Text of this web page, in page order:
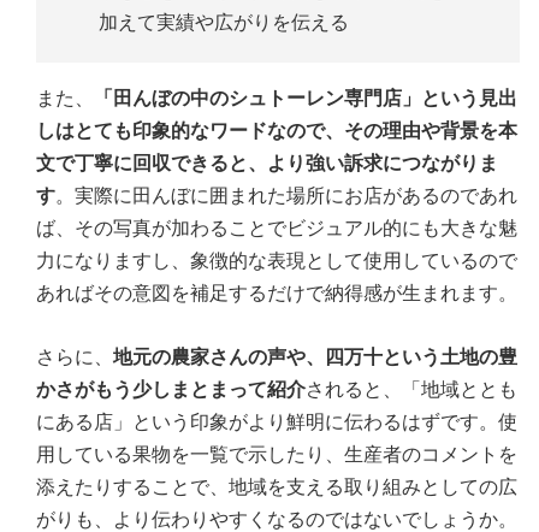
加えて実績や広がりを伝える
また、
「田んぼの中のシュトーレン専門店」という見出
しはとても印象的なワードなので、その理由や背景を本
文で丁寧に回収できると、より強い訴求につながりま
す。実際に田んぼに囲まれた場所にお店があるのであれ
ば、その写真が加わることでビジュアル的にも大きな魅
力になりますし、象徴的な表現として使用しているので
あればその意図を補足するだけで納得感が生まれます。
さらに、 地元の農家さんの声や、四万十という土地の豊
かさがもう少しまとまって紹介されると、「地域ととも
にある店」という印象がより鮮明に伝わるはずです。使
用している果物を一覧で示したり、生産者のコメントを
添えたりすることで、地域を支える取り組みとしての広
がりも、より伝わりやすくなるのではないでしょうか。